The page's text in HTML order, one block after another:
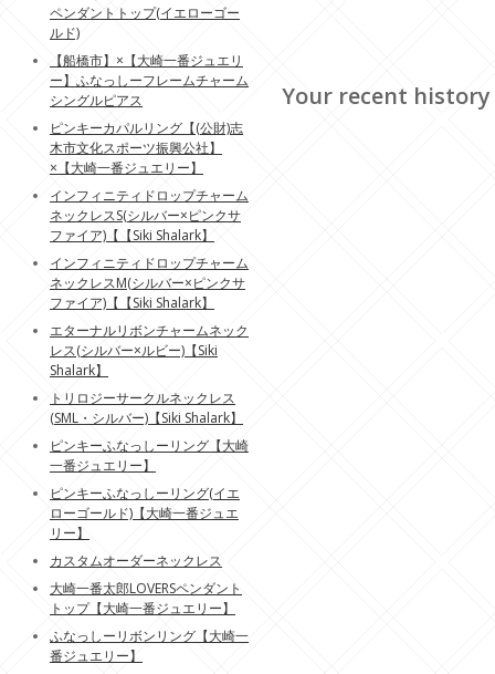
Your recent history
ペンダントトップ(イエローゴー
ルド)
【船橋市】×【大崎一番ジュエリ
ー】ふなっしーフレームチャーム
シングルピアス
ピンキーカパルリング【(公財)志
木市文化スポーツ振興公社】
×【大崎一番ジュエリー】
インフィニティドロップチャーム
ネックレスS(シルバー×ピンクサ
ファイア)【【Siki Shalark】
インフィニティドロップチャーム
ネックレスM(シルバー×ピンクサ
ファイア)【【Siki Shalark】
エターナルリボンチャームネック
レス(シルバー×ルビー)【Siki
Shalark】
トリロジーサークルネックレス
(SML・シルバー)【Siki Shalark】
ピンキーふなっしーリング【大崎
一番ジュエリー】
ピンキーふなっしーリング(イエ
ローゴールド)【大崎一番ジュエ
リー】
カスタムオーダーネックレス
大崎一番太郎LOVERSペンダント
トップ【大崎一番ジュエリー】
ふなっしーリボンリング【大崎一
番ジュエリー】